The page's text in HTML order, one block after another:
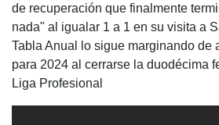
de recuperación que finalmente
nada" al igualar 1 a 1 en su visita a
Tabla Anual lo sigue marginando de
para 2024 al cerrarse la duodécima
Liga Profesional